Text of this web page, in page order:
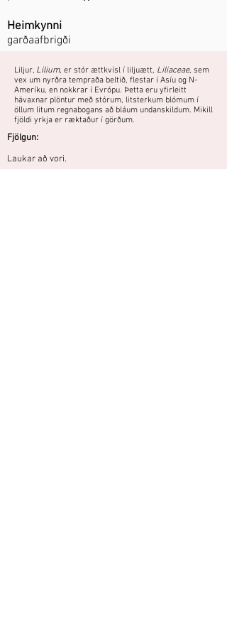
Heimkynni
garðaafbrigði
Liljur, Lilium, er stór ættkvísl í liljuætt, Liliaceae, sem
vex um nyrðra tempraða beltið, flestar í Asíu og N-
Ameríku, en nokkrar í Evrópu. Þetta eru yfirleitt
hávaxnar plöntur með stórum, litsterkum blómum í
öllum litum regnabogans að bláum undanskildum. Mikill
fjöldi yrkja er ræktaður í görðum.
Fjölgun:
Laukar að vori.